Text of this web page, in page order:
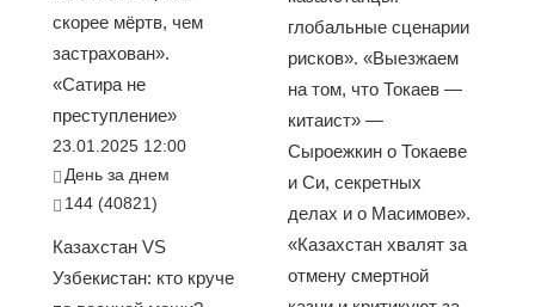
скорее мёртв, чем
застрахован».
«Сатира не
преступление»
23.01.2025 12:00
День за днем
144 (40821)
Казахстан VS
Узбекистан: кто круче
глобальные сценарии
рисков». «Выезжаем
на том, что Токаев —
китаист» —
Сыроежкин о Токаеве
и Си, секретных
делах и о Масимове».
«Казахстан хвалят за
отмену смертной